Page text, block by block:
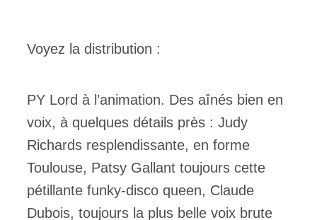
Voyez la distribution :
PY Lord à l’animation. Des aînés bien en
voix, à quelques détails près : Judy
Richards resplendissante, en forme
Toulouse, Patsy Gallant toujours cette
pétillante funky-disco queen, Claude
Dubois, toujours la plus belle voix brute